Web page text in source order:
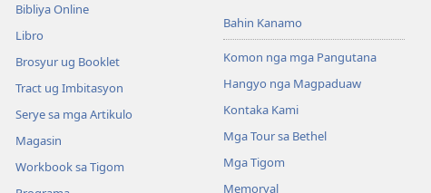
Bibliya Online
Libro
Brosyur ug Booklet
Tract ug Imbitasyon
Serye sa mga Artikulo
Magasin
Workbook sa Tigom
Bahin Kanamo
Komon nga mga Pangutana
Hangyo nga Magpaduaw
Kontaka Kami
Mga Tour sa Bethel
Mga Tigom
Memoryal